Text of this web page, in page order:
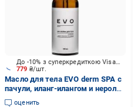
779 ₴/шт.
До -10% з суперкредиткою Visa Вигода
Масло для тела EVO derm SPA с
пачули, иланг-илангом и нероли
100 мл
оценить